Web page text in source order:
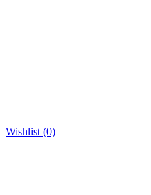
Wishlist (0)